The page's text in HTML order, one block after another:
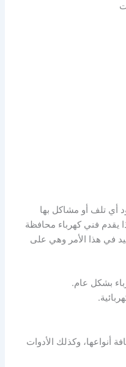
أي تلف أو مشاكل بها
يقدم فني كهرباء محافظة
في هذا الأمر وهي على
بشكل عام.
أنواعها، وكذلك الأدوات